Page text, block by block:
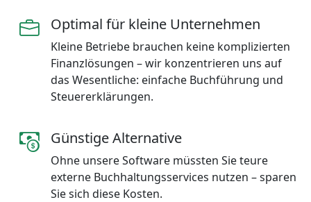
Optimal für kleine Unternehmen
Kleine Betriebe brauchen keine komplizierten
Finanzlösungen – wir konzentrieren uns auf
das Wesentliche: einfache Buchführung und
Steuererklärungen.
Günstige Alternative
Ohne unsere Software müssten Sie teure
externe Buchhaltungsservices nutzen – sparen
Sie sich diese Kosten.